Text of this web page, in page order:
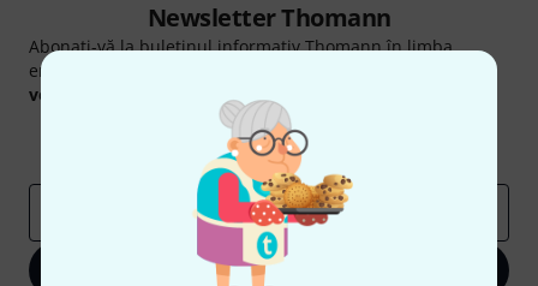
Newsletter Thomann
Abonați-vă la buletinul informativ Thomann în limba
engleză și, cu puțin noroc, puteți câștiga unul dintre
voucherele
în valoare de50 €fiecare!
Contribuții inspiraționale
Perspectivele Thomann
Înscrie-te acum